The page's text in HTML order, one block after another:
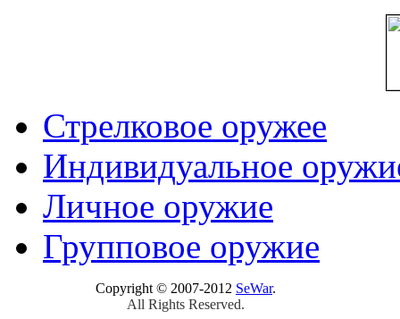
Стрелковое оружее
Индивидуальное
Личное оружие
Групповое оружие
Copyright © 2007-2012 SeWar.
All Rights Reserved.